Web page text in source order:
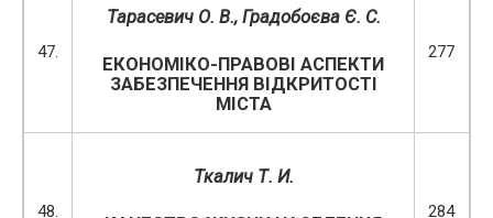
47.
Тарасевич О. В., Градобоєва Є. С.
ЕКОНОМІКО-ПРАВОВІ АСПЕКТИ
ЗАБЕЗПЕЧЕННЯ ВІДКРИТОСТІ
МІСТА
277
48.
Ткалич Т. И.
284